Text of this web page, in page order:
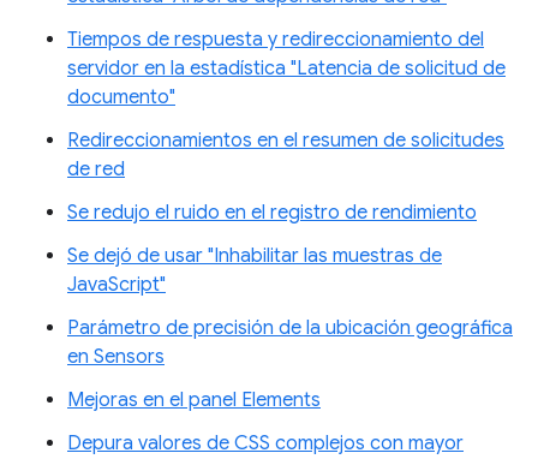
Tiempos de respuesta y redireccionamiento del
servidor en la estadística "Latencia de solicitud de
documento"
Redireccionamientos en el resumen de solicitudes
de red
Se redujo el ruido en el registro de rendimiento
Se dejó de usar "Inhabilitar las muestras de
JavaScript"
Parámetro de precisión de la ubicación geográfica
en Sensors
Mejoras en el panel Elements
Depura valores de CSS complejos con mayor